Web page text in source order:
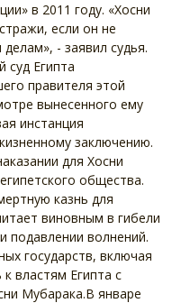
в 2011 году. «Хосни
если он не
- заявил судья.
суд Египта
правителя этой
вынесенного ему
инстанция
заключению.
для Хосни
общества.
казнь для
виновным в гибели
подавлении волнений.
государств, включая
властям Египта с
Мубарака.В январе